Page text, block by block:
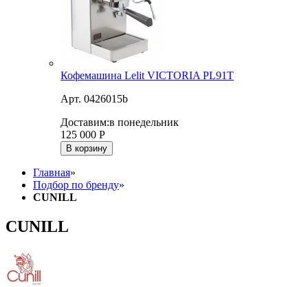
Кофемашина Lelit VICTORIA PL91T
Арт. 0426015b
Доставим:в понедельник
125 000 Р
В корзину
Главная»
Подбор по бренду»
CUNILL
CUNILL